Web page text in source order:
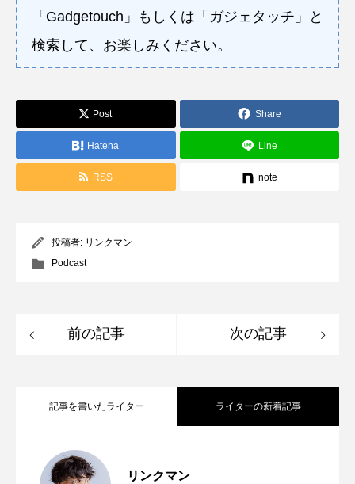
「Gadgetouch」もしくは「ガジェタッチ」と
検索して、お楽しみください。
Post Share
Hatena Line
RSS note
投稿者: リンクマン
Podcast
前の記事 次の記事
記事を書いたライター ライターの新着記事
リンクマン
2026.08.08